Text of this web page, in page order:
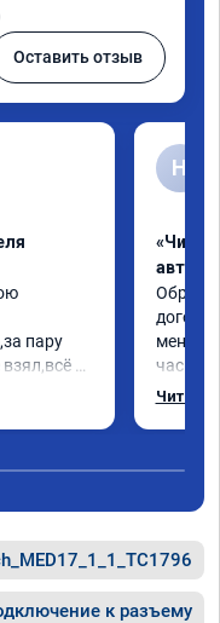
Оставить отзыв
пару
работы
Н
«Чип
меня
час
Арман
Читать
к разъему